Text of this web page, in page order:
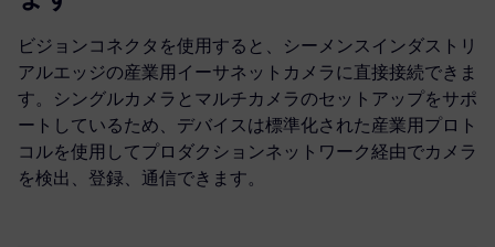
ビジョンコネクタを使用すると、シーメンスインダストリ
アルエッジの産業用イーサネットカメラに直接接続できま
す。シングルカメラとマルチカメラのセットアップをサポ
ートしているため、デバイスは標準化された産業用プロト
コルを使用してプロダクションネットワーク経由でカメラ
を検出、登録、通信できます。